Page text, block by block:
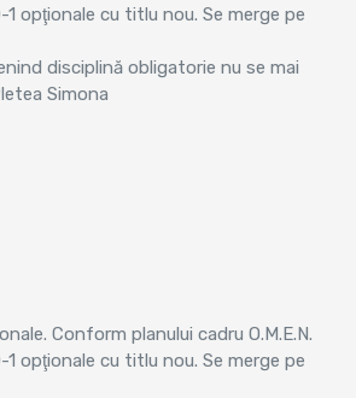
opţionale cu titlu nou. Se merge pe
disciplină obligatorie nu se mai
Simona
Conform planului cadru O.M.E.N.
opţionale cu titlu nou. Se merge pe